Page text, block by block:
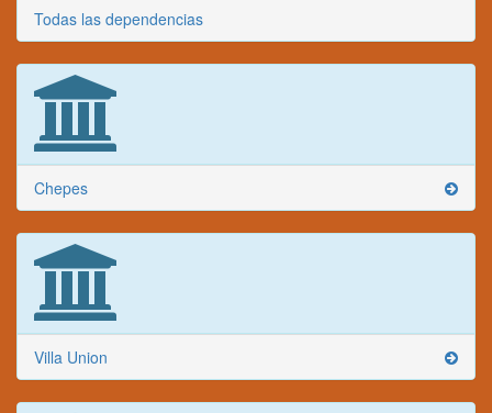
Todas las dependencias
Chepes
Villa Union